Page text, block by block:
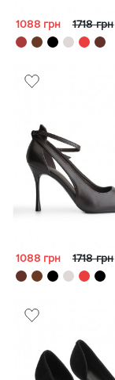
1088 грн 1718 грн
1088 грн 1718 грн